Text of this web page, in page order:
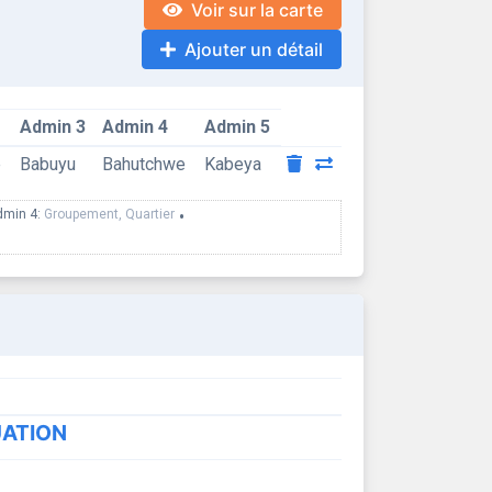
Voir sur la carte
Ajouter un détail
Admin 3 Admin 4
Admin 5
Babuyu Bahutchwe Kabeya
4: Groupement, Quartier •